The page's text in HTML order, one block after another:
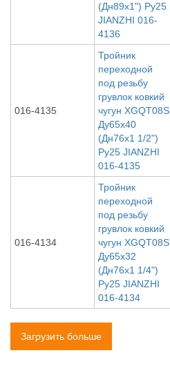
(Дн89х1") Ру25
JIANZHI 016-
4136
016-4135
Тройник
переходной
под резьбу
грувлок ковкий
чугун XGQT08S
Ду65х40
(Дн76х1 1/2")
Ру25 JIANZHI
016-4135
016-4134
Тройник
переходной
под резьбу
грувлок ковкий
чугун XGQT08S
Ду65х32
(Дн76х1 1/4")
Ру25 JIANZHI
016-4134
Загрузить больше